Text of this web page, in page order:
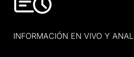
INFORMACIÓN EN VIVO Y